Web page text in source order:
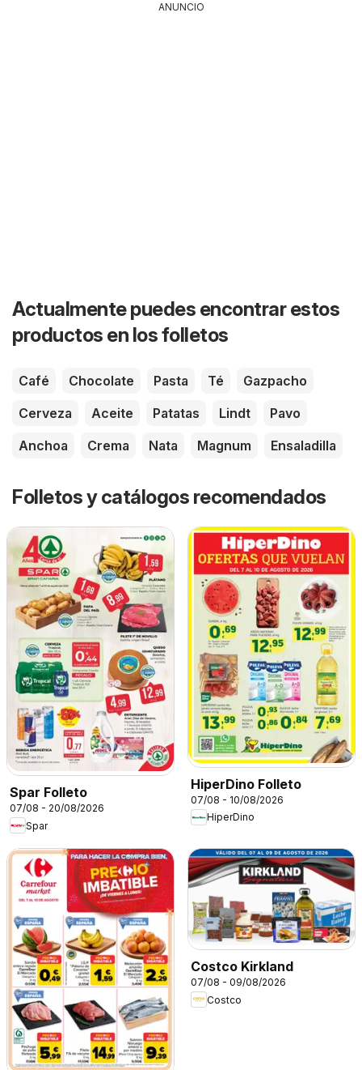
ANUNCIO
Actualmente puedes encontrar estos
productos en los folletos
Café Chocolate Pasta Té
Gazpacho
Cerveza
Aceite Patatas Lindt
Pavo
Anchoa
Crema Nata Magnum Ensaladilla
Folletos y catálogos recomendados
Spar Folleto
07/08 - 20/08/2026
Spar
HiperDino Folleto
07/08 - 10/08/2026
HiperDino
Costco Kirkland
07/08 - 09/08/2026
Costco